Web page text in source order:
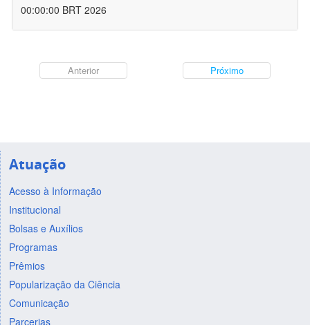
00:00:00 BRT 2026
Anterior Próximo
Atuação
Acesso à Informação
Institucional
Bolsas e Auxílios
Programas
Prêmios
Popularização da Ciência
Comunicação
Parcerias